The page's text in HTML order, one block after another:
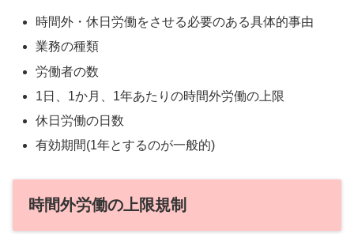
時間外・休日労働をさせる必要のある具体的事由
業務の種類
労働者の数
1日、1か月、1年あたりの時間外労働の上限
休日労働の日数
有効期間(1年とするのが一般的)
時間外労働の上限規制